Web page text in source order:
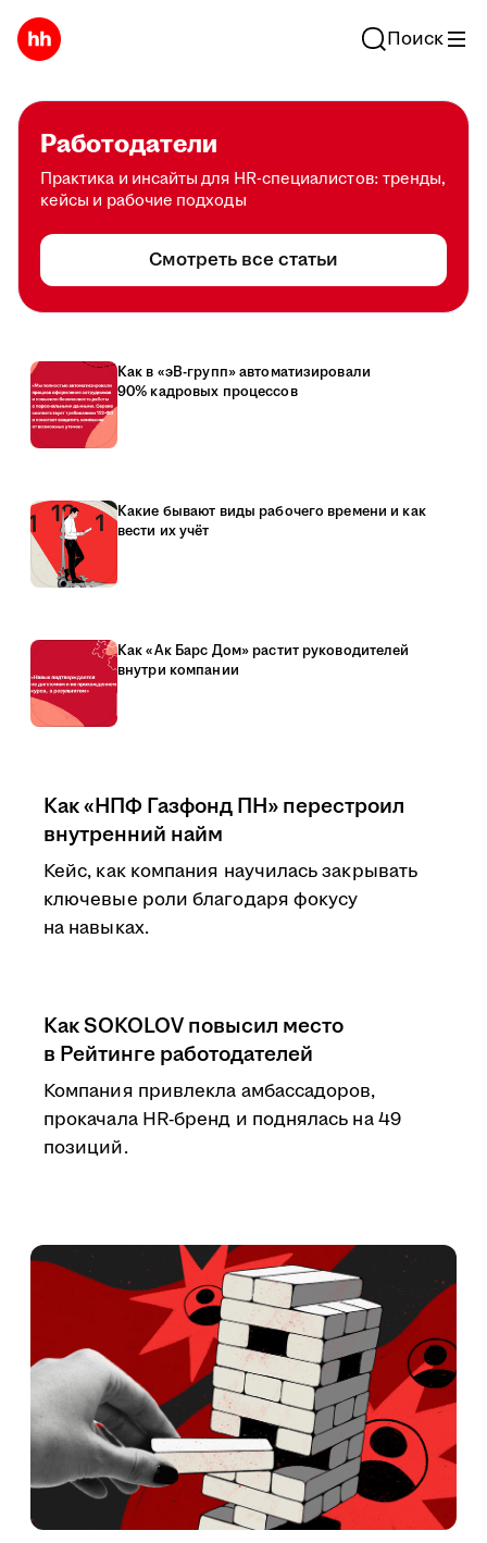
Поиск
Работодатели
Практика и инсайты для HR-специалистов: тренды,
кейсы и рабочие подходы
Смотреть все статьи
Как в «эВ-групп» автоматизировали
90% кадровых процессов
Какие бывают виды рабочего времени и как
вести их учёт
Как «Ак Барс Дом» растит руководителей
внутри компании
Как «НПФ Газфонд ПН» перестроил
внутренний найм
Кейс, как компания научилась закрывать
ключевые роли благодаря фокусу
на навыках.
Как SOKOLOV повысил место
в Рейтинге работодателей
Компания привлекла амбассадоров,
прокачала HR-бренд и поднялась на 49
позиций.